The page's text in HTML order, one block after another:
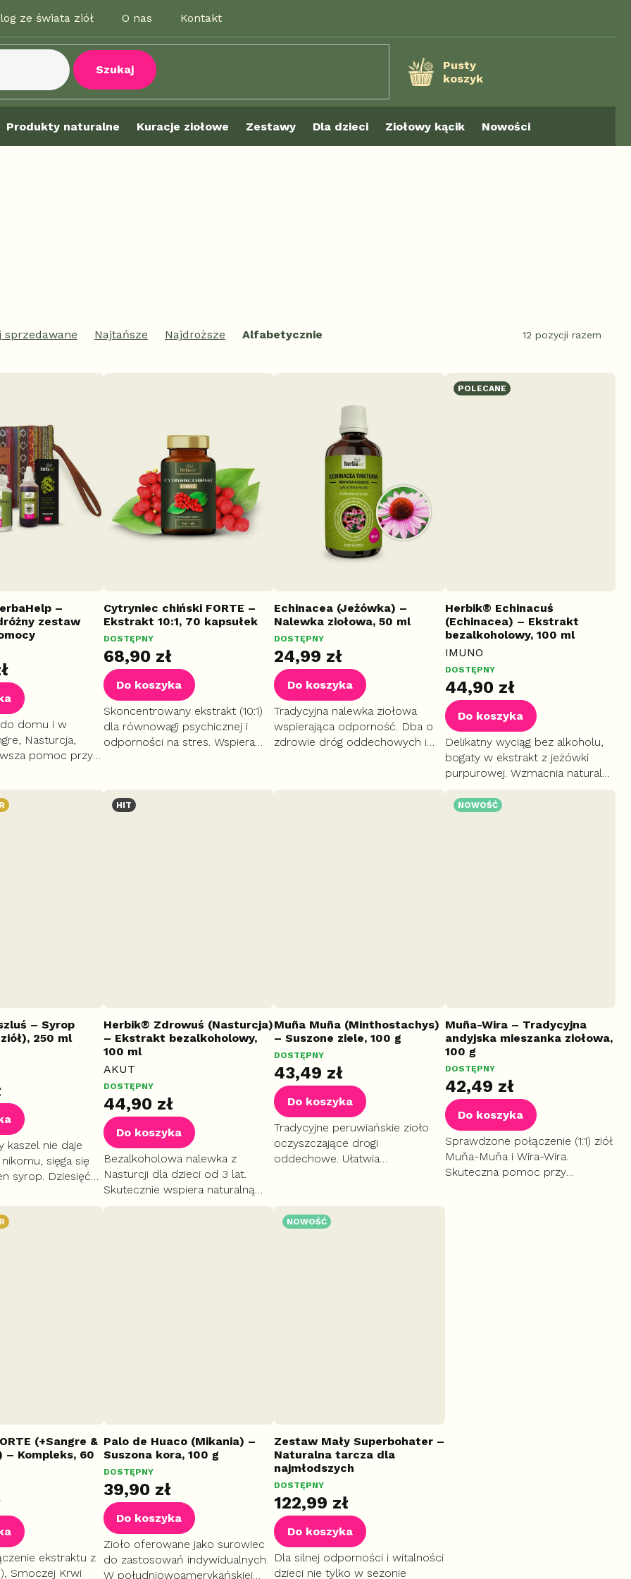
ze świata ziół O nas Kontakt
Szukaj
KOSZYK
Pusty
koszyk
Produkty naturalne Kuracje ziołowe Zestawy Dla dzieci Ziołowy kącik Nowości
sprzedawane Najtańsze Najdroższe Alfabetycznie 12 pozycji razem
–
zestaw
domu i w
Nasturcja,
pomoc przy
otarciach i
Cytryniec chiński FORTE –
Ekstrakt 10:1, 70 kapsułek
DOSTĘPNY
68,90 zł
Do koszyka
Skoncentrowany ekstrakt (10:1)
dla równowagi psychicznej i
odporności na stres. Wspiera
który pomaga zachować ostry...
Echinacea (Jeżówka) –
Nalewka ziołowa, 50 ml
DOSTĘPNY
24,99 zł
Do koszyka
Tradycyjna nalewka ziołowa
wspierająca odporność. Dba o
zdrowie dróg oddechowych i
moczowe i przyspiesza
POLECANE
Herbik® Echinacuś
(Echinacea) – Ekstrakt
bezalkoholowy, 100 ml
IMUNO
DOSTĘPNY
44,90 zł
Do koszyka
Delikatny wyciąg bez alkoholu,
bogaty w ekstrakt z jeżówki
purpurowej. Wzmacnia naturalną
odporność malucha,
szczególnie w okresie
– Syrop
250 ml
kaszel nie daje
sięga się
syrop. Dziesięć
słodkim
HIT
Herbik® Zdrowuś (Nasturcja)
– Ekstrakt bezalkoholowy,
100 ml
AKUT
DOSTĘPNY
44,90 zł
Do koszyka
Bezalkoholowa nalewka z
Nasturcji dla dzieci od 3 lat.
Skutecznie wspiera naturalną
odporność organizmu.
Muña Muña (Minthostachys)
– Suszone ziele, 100 g
DOSTĘPNY
43,49 zł
Do koszyka
Tradycyjne peruwiańskie zioło
oczyszczające drogi
oddechowe. Ułatwia
zatok oraz dolegliwościach
oddechowych.
NOWOŚĆ
Muña-Wira – Tradycyjna
andyjska mieszanka ziołowa,
100 g
DOSTĘPNY
42,49 zł
Do koszyka
Sprawdzone połączenie (1:1) ziół
Muňa-Muňa i Wira-Wira.
Skuteczna pomoc przy
(+Sangre &
– Kompleks, 60
ekstraktu z
Smoczej Krwi
Palo de Huaco (Mikania) –
Suszona kora, 100 g
DOSTĘPNY
39,90 zł
Do koszyka
Zioło oferowane jako surowiec
do zastosowań indywidualnych.
W południowoamerykańskiej
NOWOŚĆ
Zestaw Mały Superbohater –
Naturalna tarcza dla
najmłodszych
DOSTĘPNY
122,99 zł
Do koszyka
Dla silnej odporności i witalności
dzieci nie tylko w sezonie